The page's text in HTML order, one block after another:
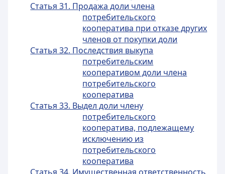
Статья 31. Продажа доли члена
потребительского
кооператива при отказе других
членов от покупки доли
Статья 32. Последствия выкупа
потребительским
кооперативом доли члена
потребительского
кооператива
Статья 33. Выдел доли члену
потребительского
кооператива, подлежащему
исключению из
потребительского
кооператива